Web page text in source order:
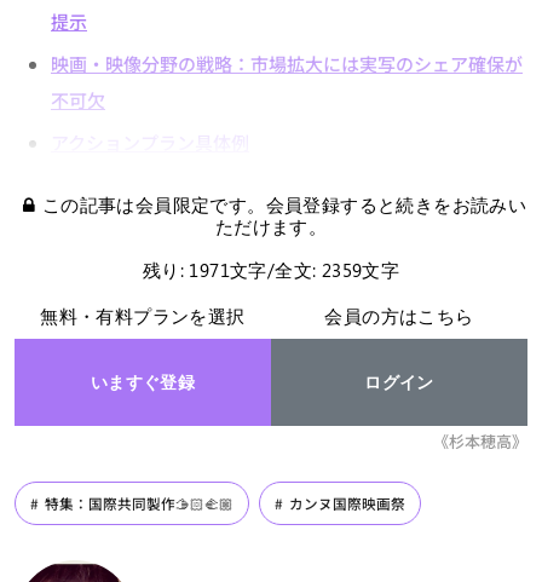
提示
映画・映像分野の戦略：市場拡大には実写のシェア確保が
不可欠
アクションプラン具体例
この記事は会員限定です。会員登録すると続きをお読みい
ただけます。
残り: 1971文字/全文: 2359文字
無料・有料プランを選択
いますぐ登録
会員の方はこちら
ログイン
《杉本穂高》
特集：国際共同製作🫱🏻‍🫲🏼 カンヌ国際映画祭